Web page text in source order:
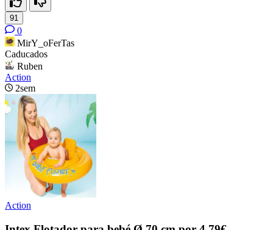
91
0
MirY_oFerTas
Caducados
Ruben
Action
2sem
Action